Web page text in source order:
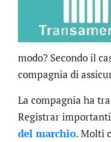
modo? Secondo il
compagnia di
La compagnia ha
Registrar
del marchio. Molti